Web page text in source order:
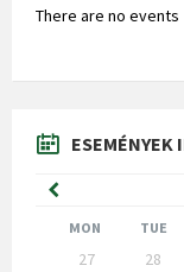
There are no events
ESEMÉNYEK
Previous
Month
MON TUE
27 28